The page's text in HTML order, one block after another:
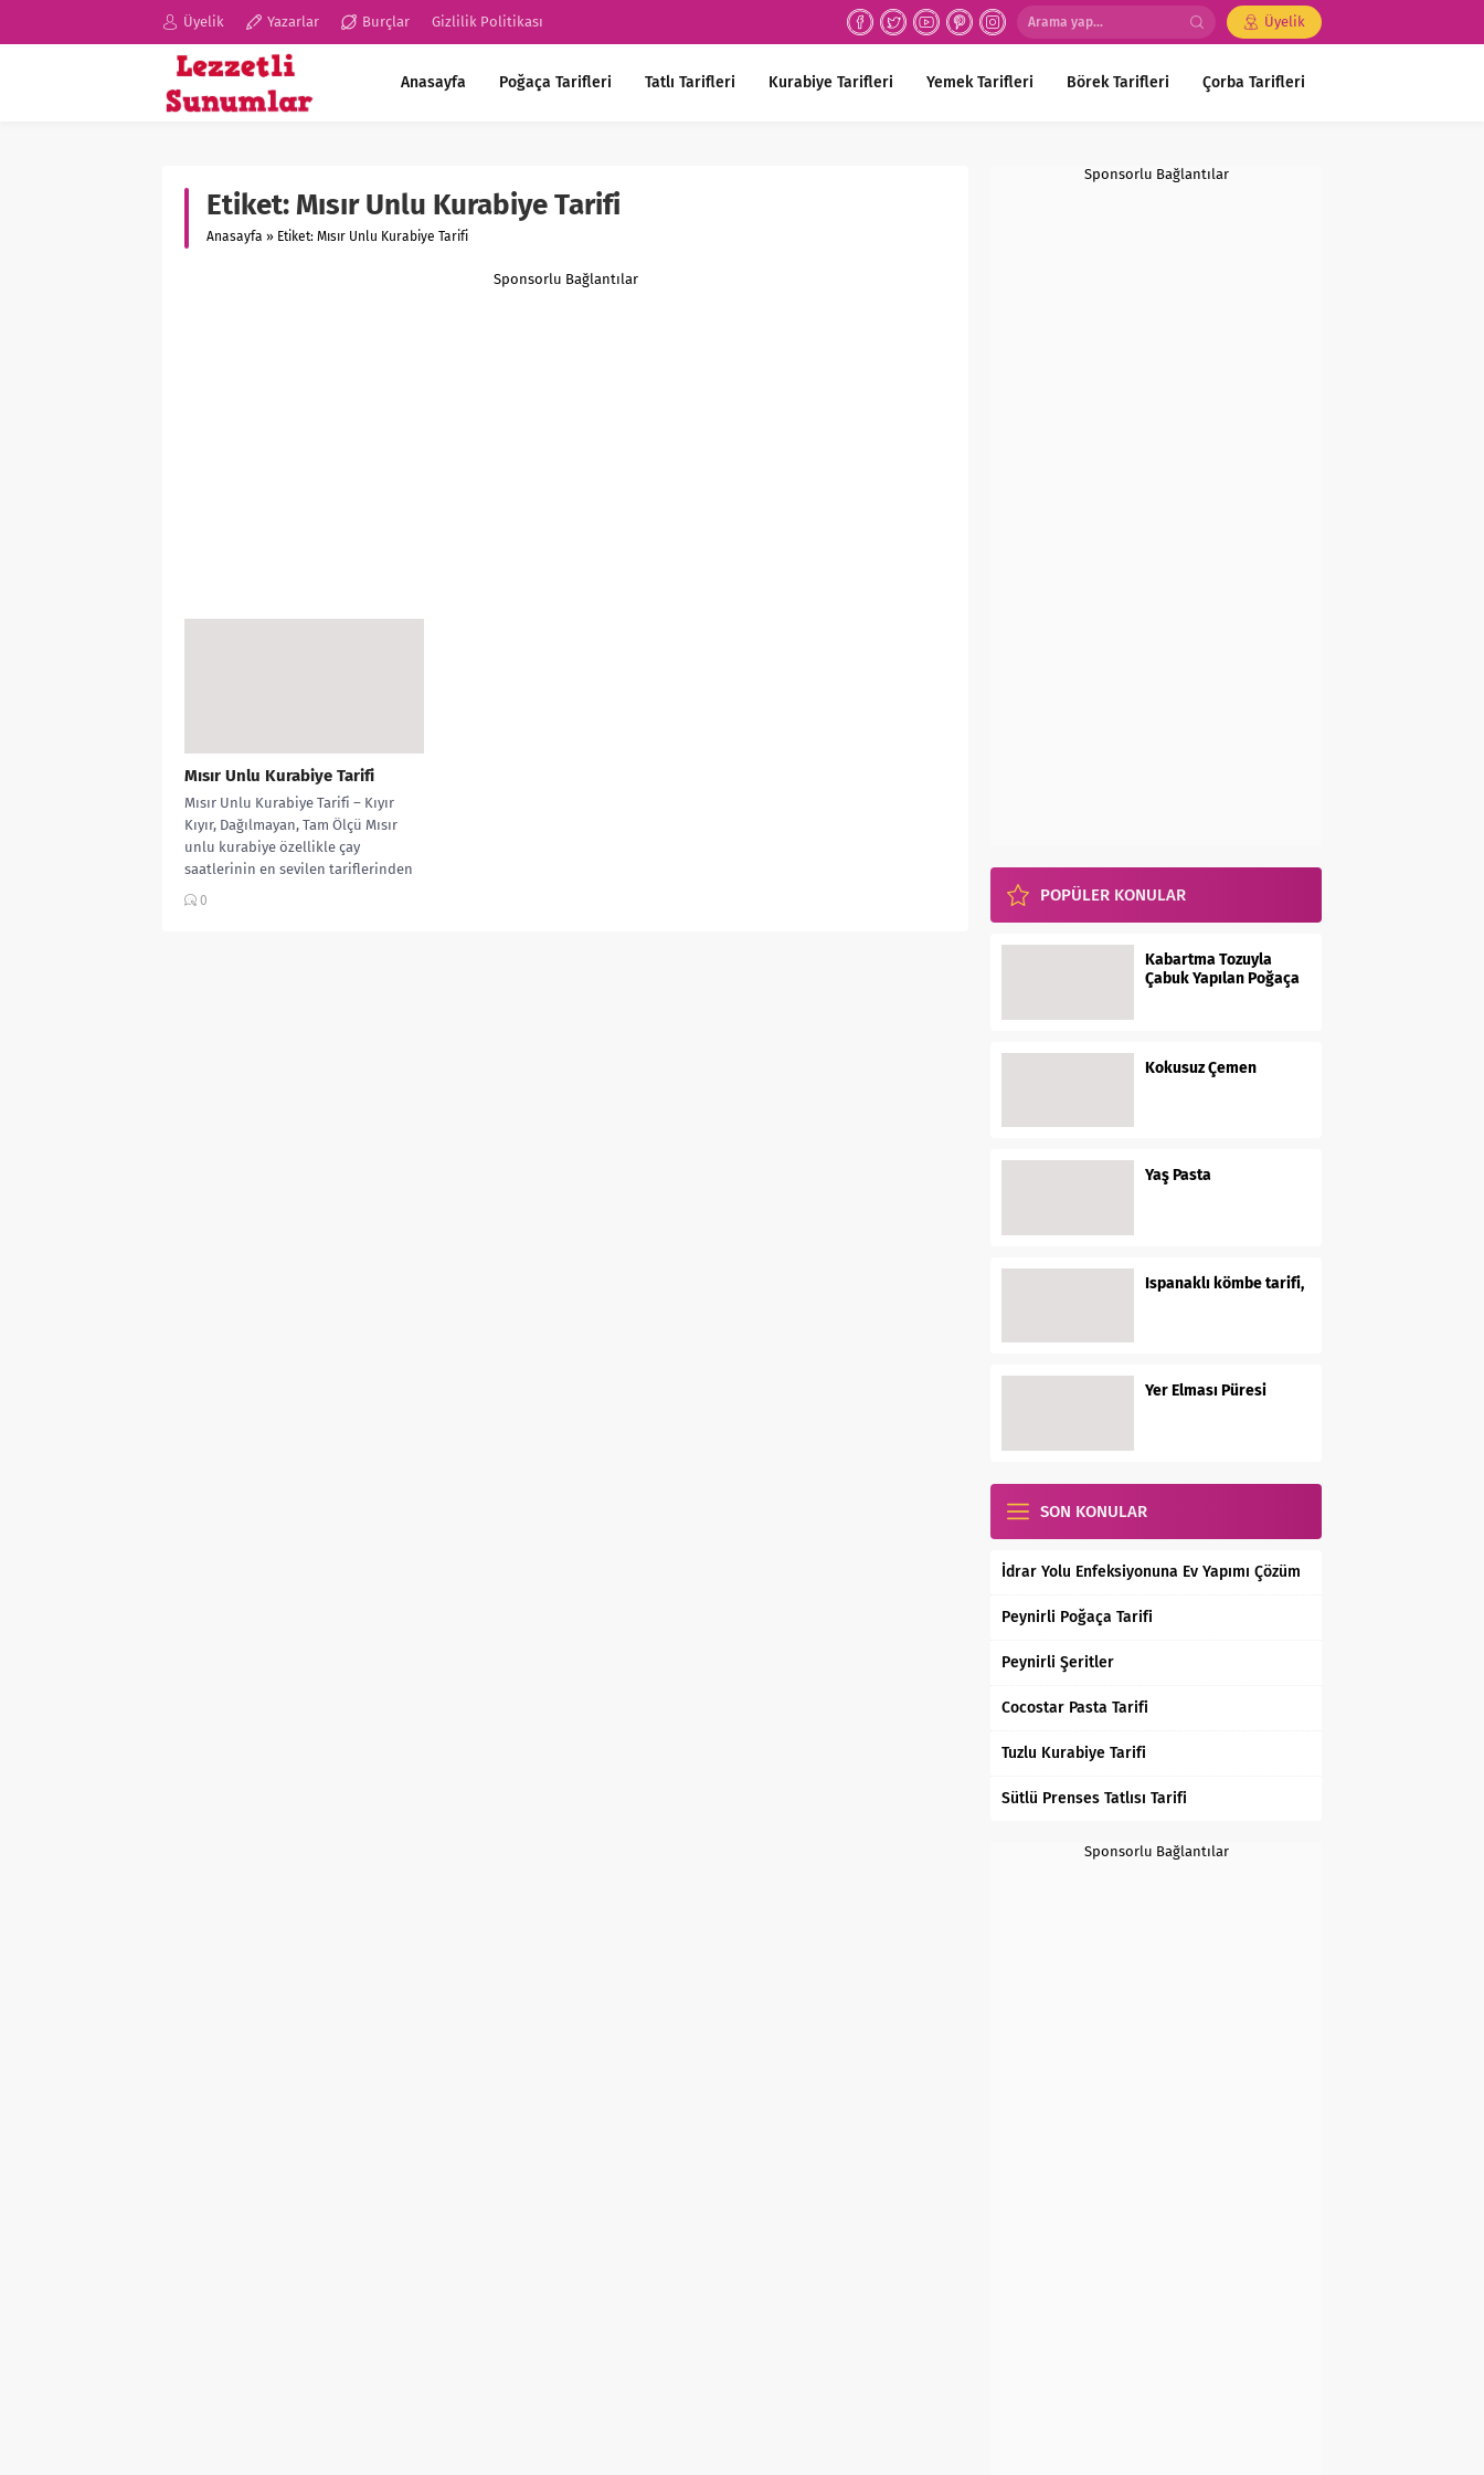
Üyelik Yazarlar Burçlar Gizlilik Politikası Üyelik
Anasayfa Poğaça Tarifleri Tatlı Tarifleri Kurabiye Tarifleri Yemek Tarifleri Börek Tarifleri Çorba Tarifleri
Etiket: Mısır Unlu Kurabiye Tarifi
Anasayfa » Etiket: Mısır Unlu Kurabiye Tarifi
Sponsorlu Bağlantılar
Mısır Unlu Kurabiye Tarifi
Mısır Unlu Kurabiye Tarifi – Kıyır
Kıyır, Dağılmayan, Tam Ölçü Mısır
unlu kurabiye özellikle çay
saatlerinin en sevilen tariflerinden
biridir....
0
Sponsorlu Bağlantılar
POPÜLER KONULAR
Kabartma Tozuyla
Çabuk Yapılan Poğaça
Kokusuz Çemen
Yaş Pasta
Ispanaklı kömbe tarifi,
Yer Elması Püresi
SON KONULAR
İdrar Yolu Enfeksiyonuna Ev Yapımı Çözüm
Peynirli Poğaça Tarifi
Peynirli Şeritler
Cocostar Pasta Tarifi
Tuzlu Kurabiye Tarifi
Sütlü Prenses Tatlısı Tarifi
Sponsorlu Bağlantılar